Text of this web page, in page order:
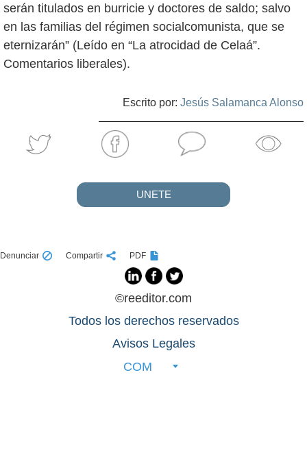
serán titulados en burricie y doctores de saldo; salvo
en las familias del régimen socialcomunista, que se
eternizarán” (Leído en “La atrocidad de Celaá”.
Comentarios liberales).
Escrito por: Jesús Salamanca Alonso
UNETE
Denunciar Compartir PDF
©reeditor.com
Todos los derechos reservados
Avisos Legales